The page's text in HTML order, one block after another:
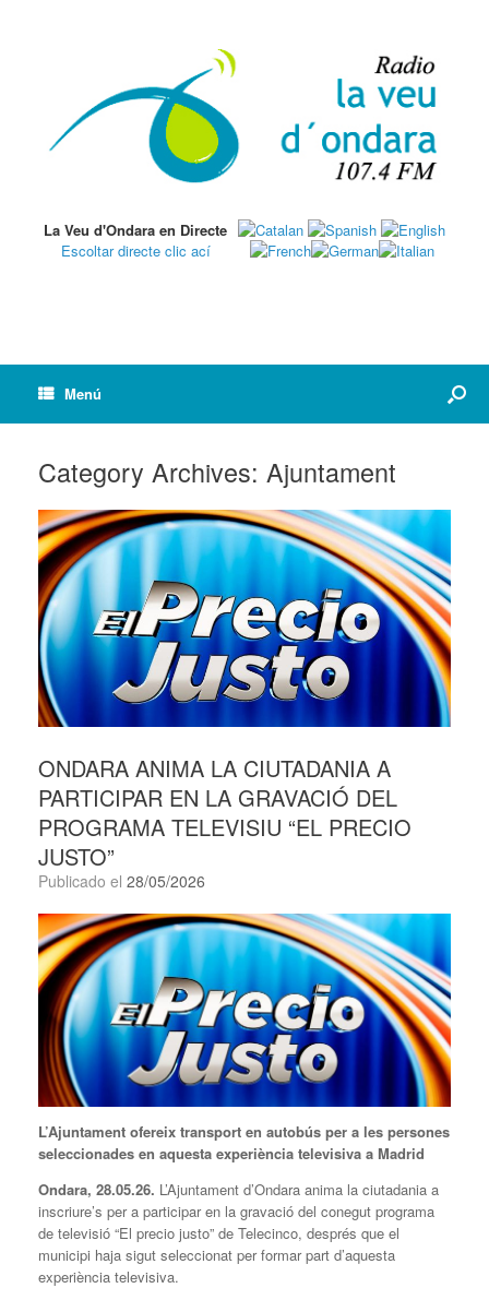
La Veu d'Ondara en Directe
Escoltar directe clic ací
Menú
Category Archives: Ajuntament
ONDARA ANIMA LA CIUTADANIA A
PARTICIPAR EN LA GRAVACIÓ DEL
PROGRAMA TELEVISIU “EL PRECIO
JUSTO”
Publicado el 28/05/2026
L’Ajuntament ofereix transport en autobús per a les persones
seleccionades en aquesta experiència televisiva a Madrid
Ondara, 28.05.26. L’Ajuntament d’Ondara anima la ciutadania a
inscriure’s per a participar en la gravació del conegut programa
de televisió “El precio justo” de Telecinco, després que el
municipi haja sigut seleccionat per formar part d’aquesta
experiència televisiva.